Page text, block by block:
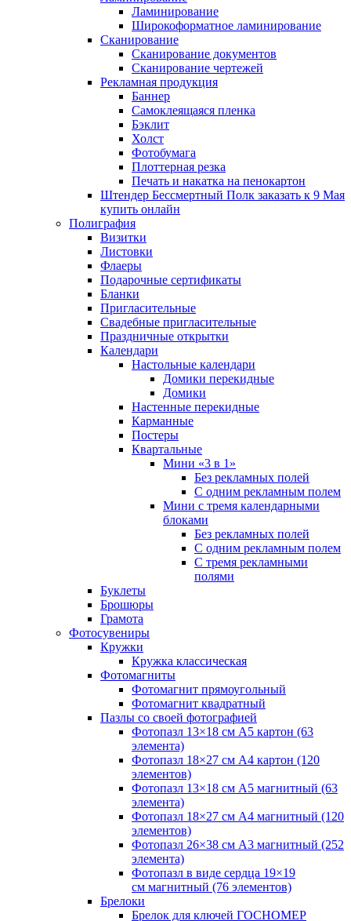
Ламинирование
Широкоформатное ламинирование
Сканирование
Сканирование документов
Сканирование чертежей
Рекламная продукция
Баннер
Самоклеящаяся пленка
Бэклит
Холст
Фотобумага
Плоттерная резка
Печать и накатка на пенокартон
Штендер Бессмертный Полк заказать к 9 Мая
купить онлайн
Полиграфия
Визитки
Листовки
Флаеры
Подарочные сертификаты
Бланки
Пригласительные
Свадебные пригласительные
Праздничные открытки
Календари
Настольные календари
Домики перекидные
Домики
Настенные перекидные
Карманные
Постеры
Квартальные
Мини «3 в 1»
Без рекламных полей
С одним рекламным полем
Мини с тремя календарными
блоками
Без рекламных полей
С одним рекламным полем
С тремя рекламными
полями
Буклеты
Брошюры
Грамота
Фотосувениры
Кружки
Кружка классическая
Фотомагниты
Фотомагнит прямоугольный
Фотомагнит квадратный
Пазлы со своей фотографией
Фотопазл 13×18 см А5 картон (63
элемента)
Фотопазл 18×27 см А4 картон (120
элементов)
Фотопазл 13×18 см А5 магнитный (63
элемента)
Фотопазл 18×27 см А4 магнитный (120
элементов)
Фотопазл 26×38 см А3 магнитный (252
элемента)
Фотопазл в виде сердца 19×19
см магнитный (76 элементов)
Брелоки
Брелок для ключей ГОСНОМЕР